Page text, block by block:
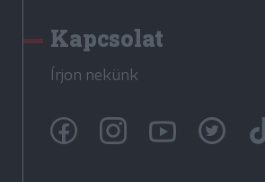
Kapcsolat
Írjon nekünk